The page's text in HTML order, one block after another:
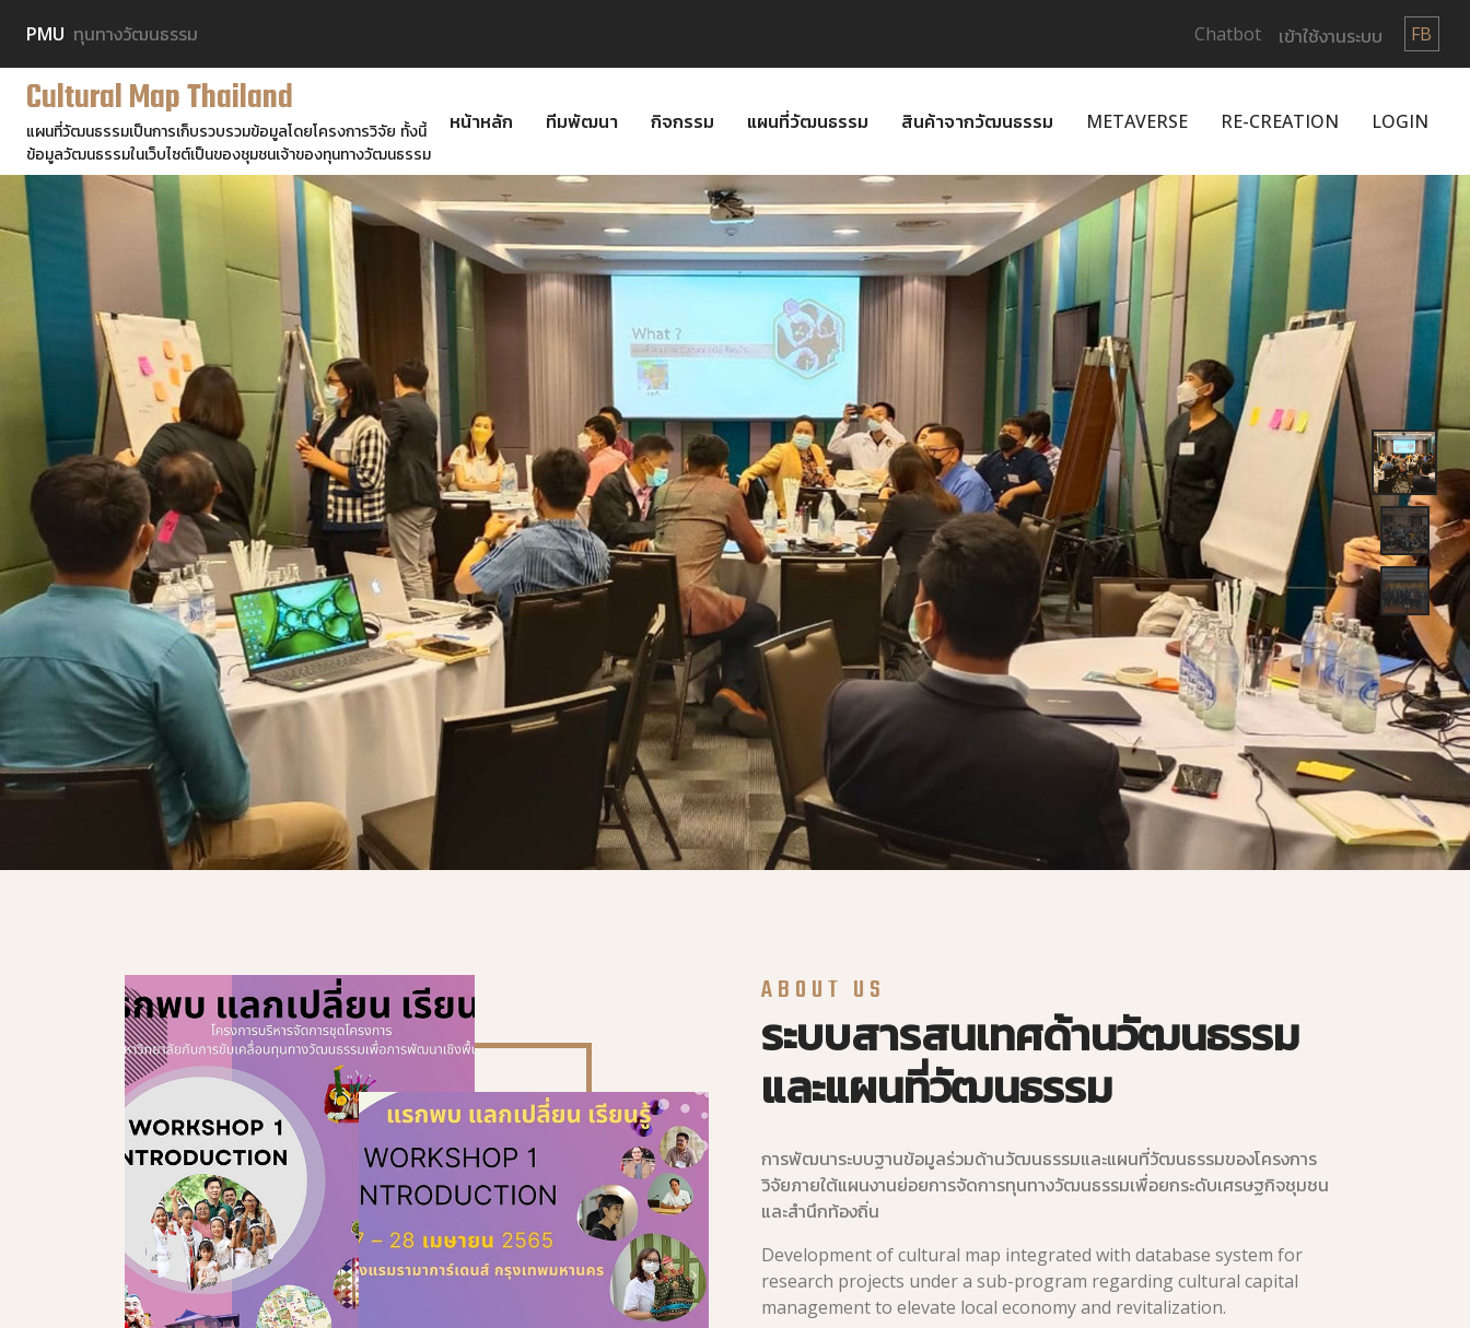
PMU ทุนทางวัฒนธรรม Chatbot เข้าใช้งานระบบ FB
Cultural Map Thailand
แผนที่วัฒนธรรมเป็นการเก็บรวบรวมข้อมูลโดยโครงการวิจัย ทั้งนี้
ข้อมูลวัฒนธรรมในเว็บไซต์เป็นของชุมชนเจ้าของทุนทางวัฒนธรรม
หน้าหลัก ทีมพัฒนา กิจกรรม แผนที่วัฒนธรรม สินค้าจากวัฒนธรรม METAVERSE RE-CREATION LOGIN
ABOUT US
ระบบสารสนเทศด้านวัฒนธรรม
และแผนที่วัฒนธรรม
การพัฒนาระบบฐานข้อมูลร่วมด้านวัฒนธรรมและแผนที่วัฒนธรรมของโครงการ
วิจัยภายใต้แผนงานย่อยการจัดการทุนทางวัฒนธรรมเพื่อยกระดับเศรษฐกิจชุมชน
และสำนึกท้องถิ่น
Development of cultural map integrated with database system for
research projects under a sub-program regarding cultural capital
management to elevate local economy and revitalization.